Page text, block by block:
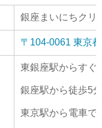
銀座まいにちクリ
〒104-0061 東京
東銀座駅からすぐ
銀座駅から徒歩5分
東京駅から電車で